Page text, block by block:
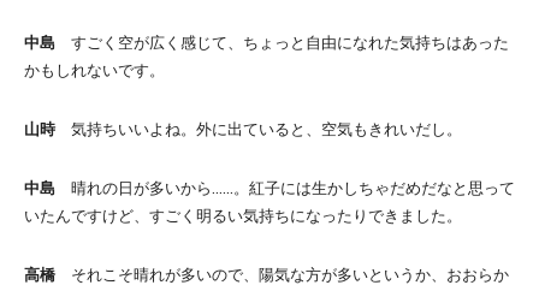
中島 すごく空が広く感じて、ちょっと自由になれた気持ちはあった
かもしれないです。
山時 気持ちいいよね。外に出ていると、空気もきれいだし。
中島 晴れの日が多いから……。紅子には生かしちゃだめだなと思って
いたんですけど、すごく明るい気持ちになったりできました。
高橋 それこそ晴れが多いので、陽気な方が多いというか、おおらか